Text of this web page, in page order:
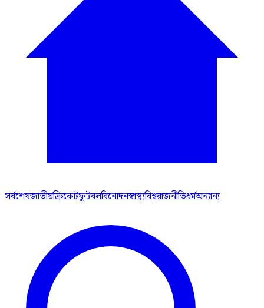
সর্বশেষজাতীয়ক্রিকেটফুটবলবিনোদনস্বাস্থ্যবিশ্বরাজনীতিধর্মঅন্যান্য